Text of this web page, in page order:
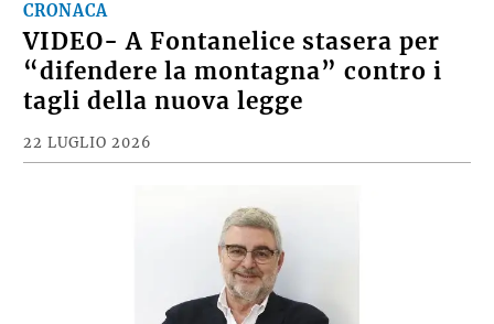
CRONACA
VIDEO- A Fontanelice stasera per
“difendere la montagna” contro i
tagli della nuova legge
22 LUGLIO 2026